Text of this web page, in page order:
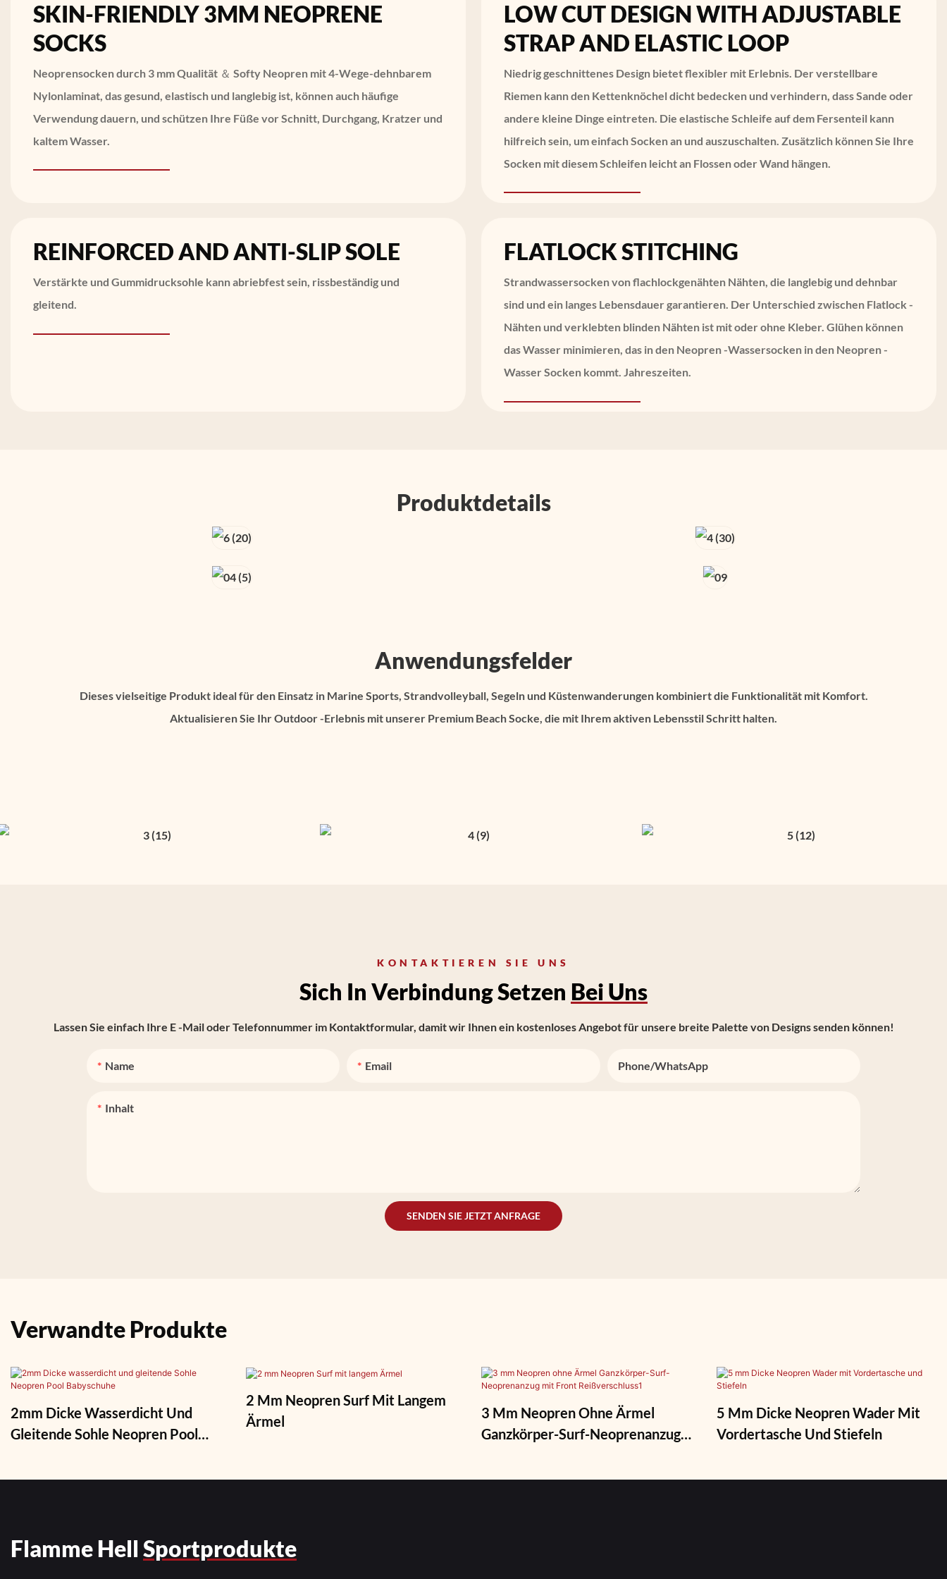
SKIN-FRIENDLY 3MM NEOPRENE
SOCKS
Neoprensocken durch 3 mm Qualität ＆ Softy Neopren mit 4-Wege-dehnbarem
Nylonlaminat, das gesund, elastisch und langlebig ist, können auch häufige
Verwendung dauern, und schützen Ihre Füße vor Schnitt, Durchgang, Kratzer und
kaltem Wasser.
LOW CUT DESIGN WITH ADJUSTABLE
STRAP AND ELASTIC LOOP
Niedrig geschnittenes Design bietet flexibler mit Erlebnis. Der verstellbare
Riemen kann den Kettenknöchel dicht bedecken und verhindern, dass Sande oder
andere kleine Dinge eintreten. Die elastische Schleife auf dem Fersenteil kann
hilfreich sein, um einfach Socken an und auszuschalten. Zusätzlich können Sie Ihre
Socken mit diesem Schleifen leicht an Flossen oder Wand hängen.
REINFORCED AND ANTI-SLIP SOLE
Verstärkte und Gummidrucksohle kann abriebfest sein, rissbeständig und
gleitend.
FLATLOCK STITCHING
Strandwassersocken von flachlockgenähten Nähten, die langlebig und dehnbar
sind und ein langes Lebensdauer garantieren. Der Unterschied zwischen Flatlock -
Nähten und verklebten blinden Nähten ist mit oder ohne Kleber. Glühen können
das Wasser minimieren, das in den Neopren -Wassersocken in den Neopren -
Wasser Socken kommt. Jahreszeiten.
Produktdetails
Anwendungsfelder
Dieses vielseitige Produkt ideal für den Einsatz in Marine Sports, Strandvolleyball, Segeln und Küstenwanderungen kombiniert die Funktionalität mit Komfort.
Aktualisieren Sie Ihr Outdoor -Erlebnis mit unserer Premium Beach Socke, die mit Ihrem aktiven Lebensstil Schritt halten.
KONTAKTIEREN SIE UNS
Sich In Verbindung Setzen Bei Uns
Lassen Sie einfach Ihre E -Mail oder Telefonnummer im Kontaktformular, damit wir Ihnen ein kostenloses Angebot für unsere breite Palette von Designs senden können!
Name Email Phone/whatsApp
Inhalt
SENDEN SIE JETZT ANFRAGE
Verwandte Produkte
2mm Dicke Wasserdicht Und
Gleitende Sohle Neopren Pool
2 Mm Neopren Surf Mit Langem
Ärmel
3 Mm Neopren Ohne Ärmel
Ganzkörper-Surf-Neoprenanzug
5 Mm Dicke Neopren Wader Mit
Vordertasche Und Stiefeln
Flamme Hell Sportprodukte